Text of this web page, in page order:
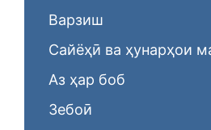
Варзиш
Сайёҳӣ ва ҳунарҳои
Аз ҳар боб
Зебоӣ